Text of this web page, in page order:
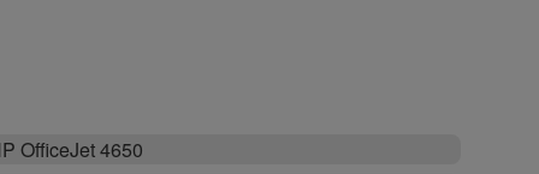
OfficeJet 4650